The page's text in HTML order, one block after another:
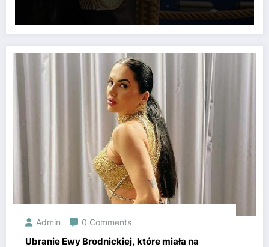
Admin 0 Comments
Ubranie Ewy Brodnickiej, które miała na